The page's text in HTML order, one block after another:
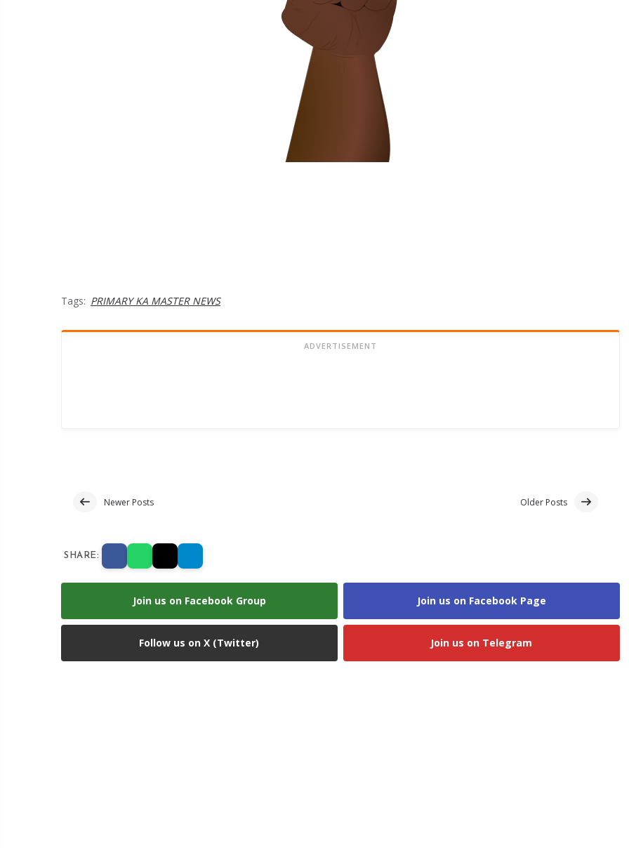
Tags: PRIMARY KA MASTER NEWS
ADVERTISEMENT
Newer Posts Older Posts
SHARE:
Join us on Facebook Group Join us on Facebook Page
Follow us on X (Twitter) Join us on Telegram